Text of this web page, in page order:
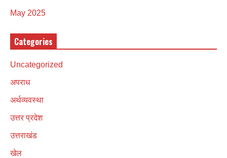
May 2025
Categories
Uncategorized
अपराध
अर्थव्यवस्था
उत्तर प्रदेश
उत्तराखंड
खेल